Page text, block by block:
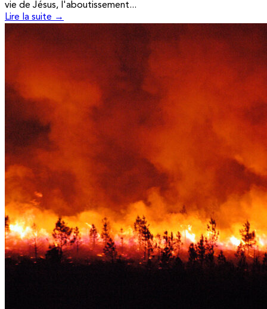
vie de Jésus, l'aboutissement...
Lire la suite →